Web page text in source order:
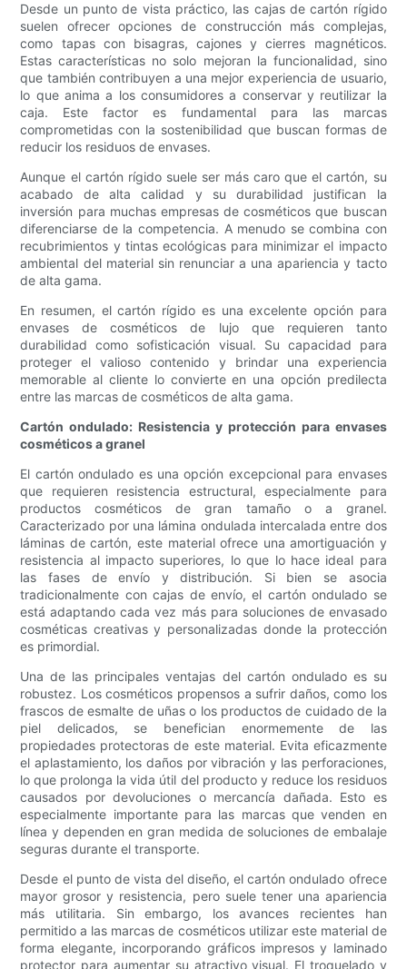
Desde un punto de vista práctico, las cajas de cartón rígido
suelen ofrecer opciones de construcción más complejas,
como tapas con bisagras, cajones y cierres magnéticos.
Estas características no solo mejoran la funcionalidad, sino
que también contribuyen a una mejor experiencia de usuario,
lo que anima a los consumidores a conservar y reutilizar la
caja. Este factor es fundamental para las marcas
comprometidas con la sostenibilidad que buscan formas de
reducir los residuos de envases.
Aunque el cartón rígido suele ser más caro que el cartón, su
acabado de alta calidad y su durabilidad justifican la
inversión para muchas empresas de cosméticos que buscan
diferenciarse de la competencia. A menudo se combina con
recubrimientos y tintas ecológicas para minimizar el impacto
ambiental del material sin renunciar a una apariencia y tacto
de alta gama.
En resumen, el cartón rígido es una excelente opción para
envases de cosméticos de lujo que requieren tanto
durabilidad como sofisticación visual. Su capacidad para
proteger el valioso contenido y brindar una experiencia
memorable al cliente lo convierte en una opción predilecta
entre las marcas de cosméticos de alta gama.
Cartón ondulado: Resistencia y protección para envases
cosméticos a granel
El cartón ondulado es una opción excepcional para envases
que requieren resistencia estructural, especialmente para
productos cosméticos de gran tamaño o a granel.
Caracterizado por una lámina ondulada intercalada entre dos
láminas de cartón, este material ofrece una amortiguación y
resistencia al impacto superiores, lo que lo hace ideal para
las fases de envío y distribución. Si bien se asocia
tradicionalmente con cajas de envío, el cartón ondulado se
está adaptando cada vez más para soluciones de envasado
cosméticas creativas y personalizadas donde la protección
es primordial.
Una de las principales ventajas del cartón ondulado es su
robustez. Los cosméticos propensos a sufrir daños, como los
frascos de esmalte de uñas o los productos de cuidado de la
piel delicados, se benefician enormemente de las
propiedades protectoras de este material. Evita eficazmente
el aplastamiento, los daños por vibración y las perforaciones,
lo que prolonga la vida útil del producto y reduce los residuos
causados ​​por devoluciones o mercancía dañada. Esto es
especialmente importante para las marcas que venden en
línea y dependen en gran medida de soluciones de embalaje
seguras durante el transporte.
Desde el punto de vista del diseño, el cartón ondulado ofrece
mayor grosor y resistencia, pero suele tener una apariencia
más utilitaria. Sin embargo, los avances recientes han
permitido a las marcas de cosméticos utilizar este material de
forma elegante, incorporando gráficos impresos y laminado
protector para aumentar su atractivo visual. El troquelado y